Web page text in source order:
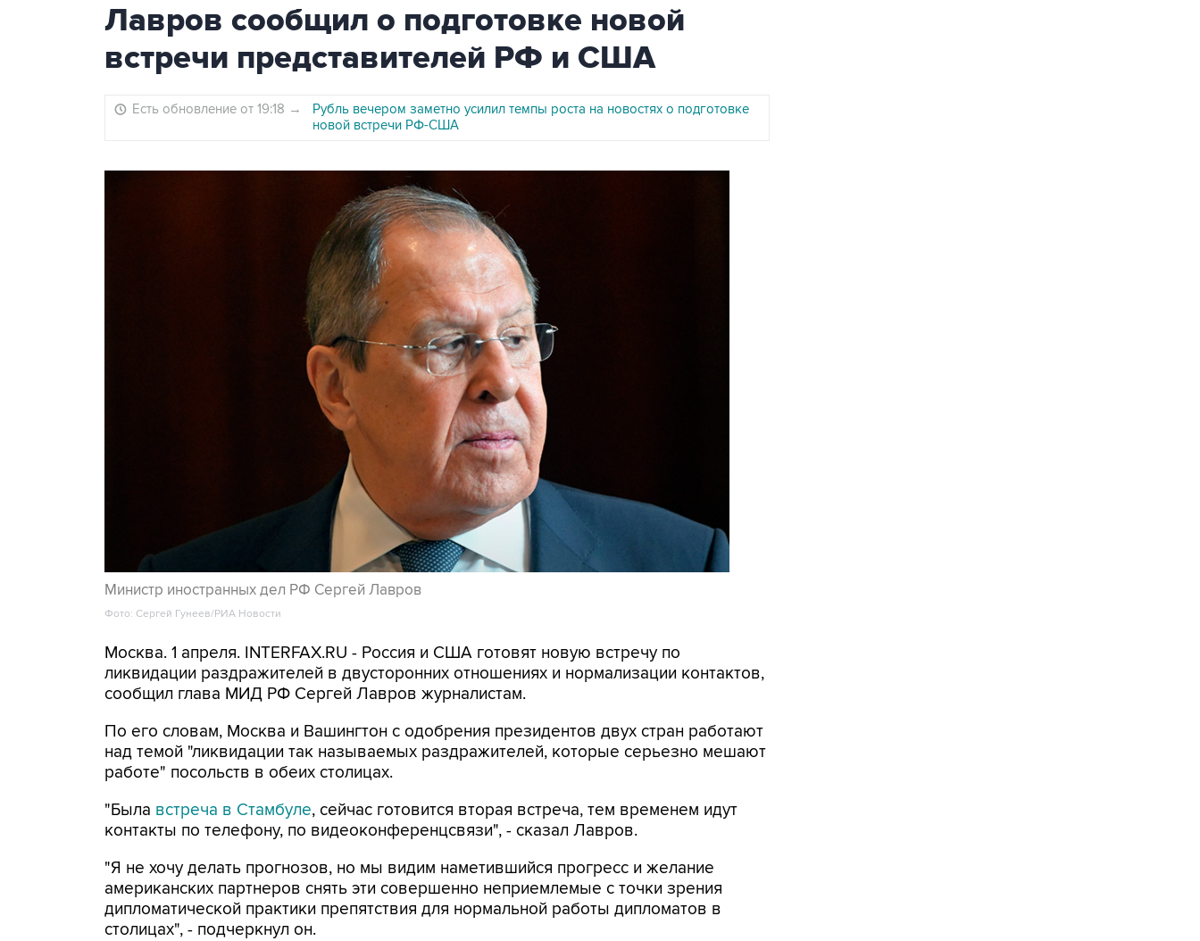
Лавров сообщил о подготовке новой
встречи представителей РФ и США
Есть обновление от 19:18 →
Рубль вечером заметно усилил темпы роста на новостях о подготовке
новой встречи РФ-США
Министр иностранных дел РФ Сергей Лавров
Фото: Сергей Гунеев/РИА Новости
Москва. 1 апреля. INTERFAX.RU - Россия и США готовят новую встречу по
ликвидации раздражителей в двусторонних отношениях и нормализации контактов,
сообщил глава МИД РФ Сергей Лавров журналистам.
По его словам, Москва и Вашингтон с одобрения президентов двух стран работают
над темой "ликвидации так называемых раздражителей, которые серьезно мешают
работе" посольств в обеих столицах.
"Была встреча в Стамбуле, сейчас готовится вторая встреча, тем временем идут
контакты по телефону, по видеоконференцсвязи", - сказал Лавров.
"Я не хочу делать прогнозов, но мы видим наметившийся прогресс и желание
американских партнеров снять эти совершенно неприемлемые с точки зрения
дипломатической практики препятствия для нормальной работы дипломатов в
столицах", - подчеркнул он.